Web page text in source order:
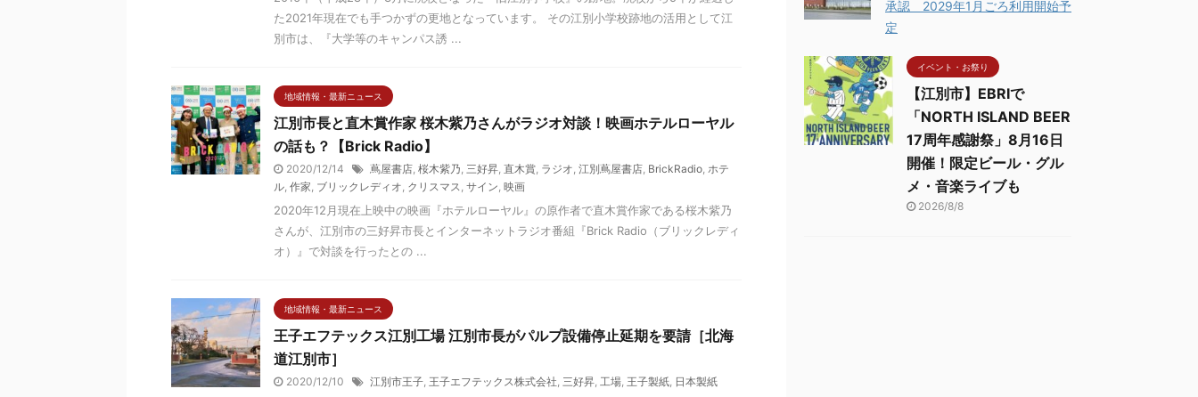
た2021年現在でも手つかずの更地となっています。 その江別小学校跡地の活用として江
別市は、『大学等のキャンパス誘 ...
地域情報・最新ニュース
江別市長と直木賞作家 桜木紫乃さんがラジオ対談！映画ホテルローヤル
の話も？【Brick Radio】
2020/12/14 蔦屋書店, 桜木紫乃, 三好昇, 直木賞, ラジオ, 江別蔦屋書店, BrickRadio, ホテ
ル, 作家, ブリックレディオ, クリスマス, サイン, 映画
2020年12月現在上映中の映画『ホテルローヤル』の原作者で直木賞作家である桜木紫乃
さんが、江別市の三好昇市長とインターネットラジオ番組『Brick Radio（ブリックレディ
オ）』で対談を行ったとの ...
地域情報・最新ニュース
王子エフテックス江別工場 江別市長がパルプ設備停止延期を要請［北海
道江別市］
2020/12/10 江別市王子, 王子エフテックス株式会社, 三好昇, 工場, 王子製紙, 日本製紙
承認 2029年1月ごろ利用開始予
定
イベント・お祭り
【江別市】EBRIで
「NORTH ISLAND BEER
17周年感謝祭」8月16日
開催！限定ビール・グル
メ・音楽ライブも
2026/8/8